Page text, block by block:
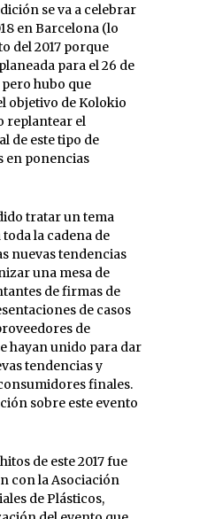
se va a celebrar
en Barcelona (lo
del 2017 porque
para el 26 de
hubo que
objetivo de Kolokio
replantear el
de este tipo de
en ponencias
tratar un tema
la cadena de
nuevas tendencias
una mesa de
de firmas de
de casos
de
hayan unido para dar
tendencias y
finales.
sobre este evento
de este 2017 fue
con la Asociación
de Plásticos,